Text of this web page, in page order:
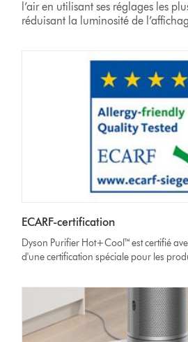
l’air en utilisant ses réglages les
réduisant la luminosité de
ECARF-certification
Dyson Purifier Hot+Cool™ est certifié
d'une certification spéciale pour les